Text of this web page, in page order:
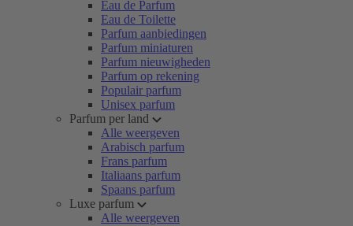
Eau de Parfum
Eau de Toilette
Parfum aanbiedingen
Parfum miniaturen
Parfum nieuwigheden
Parfum op rekening
Populair parfum
Unisex parfum
Parfum per land
Alle weergeven
Arabisch parfum
Frans parfum
Italiaans parfum
Spaans parfum
Luxe parfum
Alle weergeven